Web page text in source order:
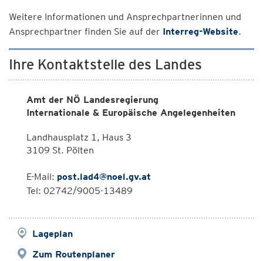
Weitere Informationen und Ansprechpartnerinnen und
Ansprechpartner finden Sie auf der Interreg-Website.
Ihre Kontaktstelle des Landes
Amt der NÖ Landesregierung
Internationale & Europäische Angelegenheiten
Landhausplatz 1, Haus 3
3109 St. Pölten
E-Mail: post.lad4@noel.gv.at
Tel: 02742/9005-13489
Lageplan
Zum Routenplaner